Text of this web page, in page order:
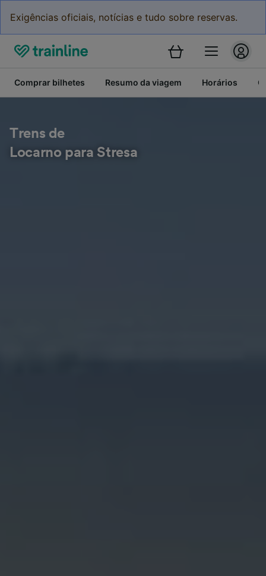
Exigências oficiais, notícias e tudo sobre reservas.
Comprar bilhetes Resumo da viagem Horários
Trens de
Locarno para Stresa